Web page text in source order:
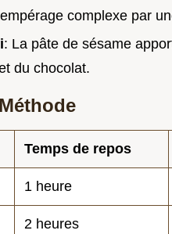
complexe par
: La pâte de sésame
du chocolat.
Temps de repos
1 heure
2 heures